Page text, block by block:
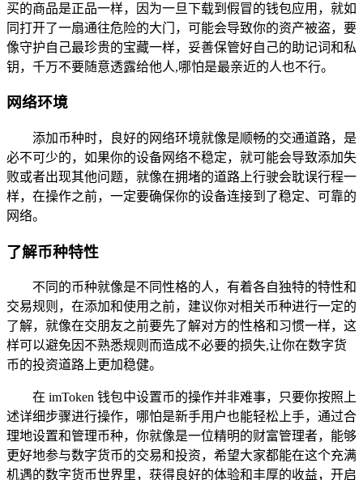
买的商品是正品一样，因为一旦下载到假冒的钱包应用，就如
同打开了一扇通往危险的大门，可能会导致你的资产被盗，要
像守护自己最珍贵的宝藏一样，妥善保管好自己的助记词和私
钥，千万不要随意透露给他人,哪怕是最亲近的人也不行。
网络环境
添加币种时，良好的网络环境就像是顺畅的交通道路，是
必不可少的，如果你的设备网络不稳定，就可能会导致添加失
败或者出现其他问题，就像在拥堵的道路上行驶会耽误行程一
样，在操作之前，一定要确保你的设备连接到了稳定、可靠的
网络。
了解币种特性
不同的币种就像是不同性格的人，有着各自独特的特性和
交易规则，在添加和使用之前，建议你对相关币种进行一定的
了解，就像在交朋友之前要先了解对方的性格和习惯一样，这
样可以避免因不熟悉规则而造成不必要的损失,让你在数字货
币的投资道路上更加稳健。
在 imToken 钱包中设置币的操作并非难事，只要你按照上
述详细步骤进行操作，哪怕是新手用户也能轻松上手，通过合
理地设置和管理币种，你就像是一位精明的财富管理者，能够
更好地参与数字货币的交易和投资，希望大家都能在这个充满
机遇的数字货币世界里，获得良好的体验和丰厚的收益，开启